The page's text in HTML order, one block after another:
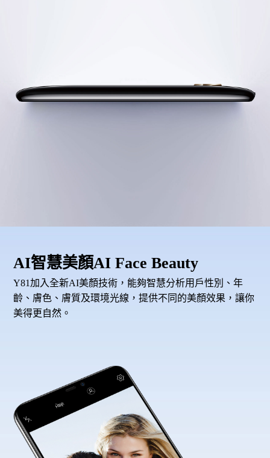
AI智慧美顏AI Face Beauty
Y81加入全新AI美顏技術，能夠智慧分析用戶性別、年
齡、膚色、膚質及環境光線，提供不同的美顏效果，讓你
美得更自然。